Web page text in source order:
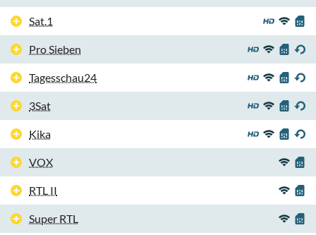
Sat.1
Pro Sieben
Tagesschau24
3Sat
Kika
VOX
RTL II
Super RTL